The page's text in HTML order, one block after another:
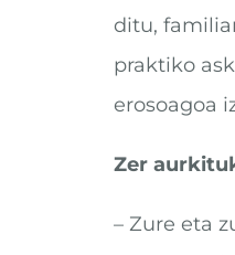
ditu,
praktiko
erosoagoa
Zer
– Zure eta